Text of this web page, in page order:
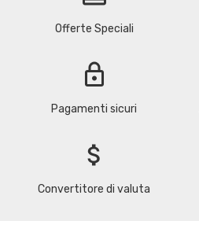
Offerte Speciali
lock
Pagamenti sicuri
attach_money
Convertitore di valuta